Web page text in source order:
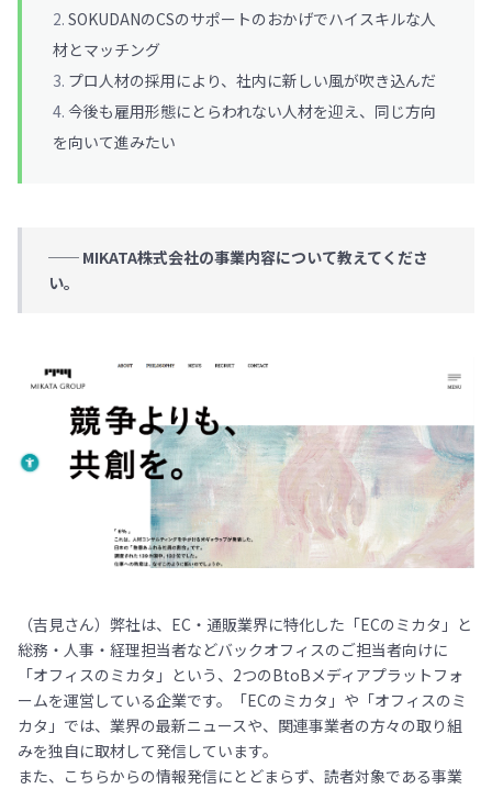
SOKUDANのCSのサポートのおかげでハイスキルな人
材とマッチング
プロ人材の採用により、社内に新しい風が吹き込んだ
今後も雇用形態にとらわれない人材を迎え、同じ方向
を向いて進みたい
── MIKATA株式会社の事業内容について教えてくださ
い。
（吉見さん）弊社は、EC・通販業界に特化した「ECのミカタ」と
総務・人事・経理担当者などバックオフィスのご担当者向けに
「オフィスのミカタ」という、2つのBtoBメディアプラットフォ
ームを運営している企業です。「ECのミカタ」や「オフィスのミ
カタ」では、業界の最新ニュースや、関連事業者の方々の取り組
みを独自に取材して発信しています。
また、こちらからの情報発信にとどまらず、読者対象である事業